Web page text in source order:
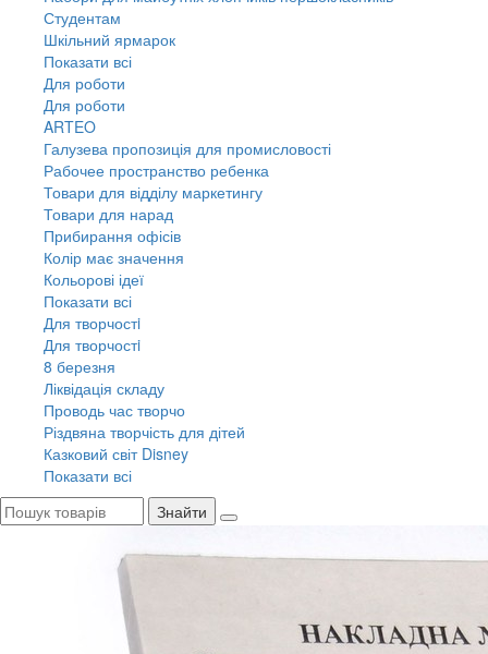
Студентам
Шкільний ярмарок
Показати всі
Для роботи
Для роботи
ARTEO
Галузева пропозиція для промисловості
Рабочее пространство ребенка
Товари для відділу маркетингу
Товари для нарад
Прибирання офісів
Колір має значення
Кольорові ідеї
Показати всі
Для творчостi
Для творчостi
8 березня
Ліквідація складу
Проводь час творчо
Різдвяна творчість для дітей
Казковий світ Disney
Показати всі
Знайти